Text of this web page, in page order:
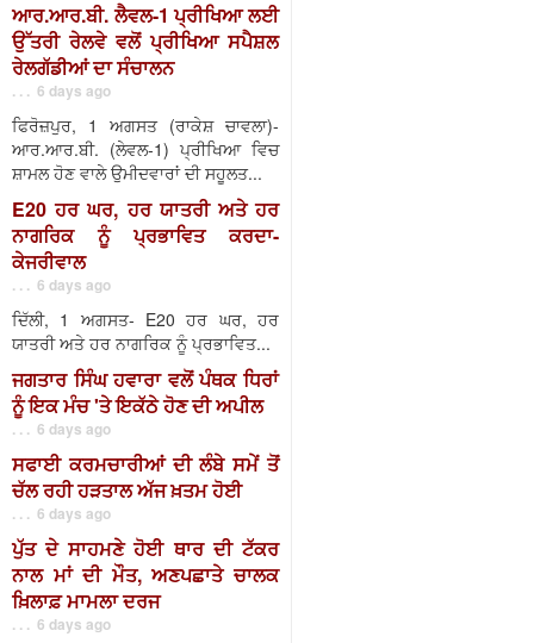
ਆਰ.ਆਰ.ਬੀ. ਲੈਵਲ-1 ਪ੍ਰੀਖਿਆ ਲਈ
ਉੱਤਰੀ ਰੇਲਵੇ ਵਲੋਂ ਪ੍ਰੀਖਿਆ ਸਪੈਸ਼ਲ
ਰੇਲਗੱਡੀਆਂ ਦਾ ਸੰਚਾਲਨ
. . . 6 days ago
ਫਿਰੋਜ਼ਪੁਰ, 1 ਅਗਸਤ (ਰਾਕੇਸ਼ ਚਾਵਲਾ)-
ਆਰ.ਆਰ.ਬੀ. (ਲੇਵਲ-1) ਪ੍ਰੀਖਿਆ ਵਿਚ
ਸ਼ਾਮਲ ਹੋਣ ਵਾਲੇ ਉਮੀਦਵਾਰਾਂ ਦੀ ਸਹੂਲਤ...
E20 ਹਰ ਘਰ, ਹਰ ਯਾਤਰੀ ਅਤੇ ਹਰ
ਨਾਗਰਿਕ ਨੂੰ ਪ੍ਰਭਾਵਿਤ ਕਰਦਾ-
ਕੇਜਰੀਵਾਲ
. . . 6 days ago
ਦਿੱਲੀ, 1 ਅਗਸਤ- E20 ਹਰ ਘਰ, ਹਰ
ਯਾਤਰੀ ਅਤੇ ਹਰ ਨਾਗਰਿਕ ਨੂੰ ਪ੍ਰਭਾਵਿਤ...
ਜਗਤਾਰ ਸਿੰਘ ਹਵਾਰਾ ਵਲੋਂ ਪੰਥਕ ਧਿਰਾਂ
ਨੂੰ ਇਕ ਮੰਚ 'ਤੇ ਇਕੱਠੇ ਹੋਣ ਦੀ ਅਪੀਲ
. . . 6 days ago
ਸਫਾਈ ਕਰਮਚਾਰੀਆਂ ਦੀ ਲੰਬੇ ਸਮੇਂ ਤੋਂ
ਚੱਲ ਰਹੀ ਹੜਤਾਲ ਅੱਜ ਖ਼ਤਮ ਹੋਈ
. . . 6 days ago
ਪੁੱਤ ਦੇ ਸਾਹਮਣੇ ਹੋਈ ਥਾਰ ਦੀ ਟੱਕਰ
ਨਾਲ ਮਾਂ ਦੀ ਮੌਤ, ਅਣਪਛਾਤੇ ਚਾਲਕ
ਖ਼ਿਲਾਫ਼ ਮਾਮਲਾ ਦਰਜ
. . . 6 days ago